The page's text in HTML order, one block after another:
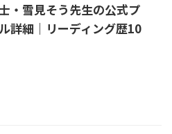
・雪見そう先生の公式プ
詳細｜リーディング歴10